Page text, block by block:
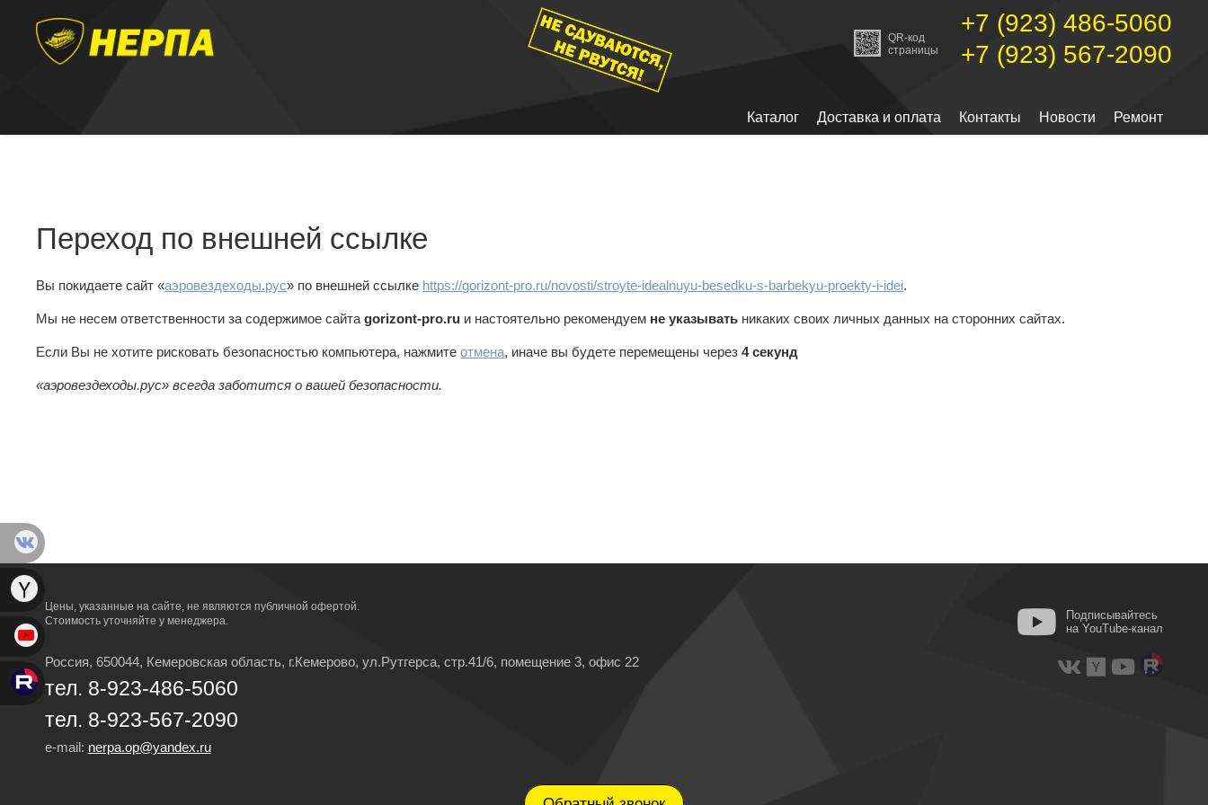
QR-код
страницы
+7 (923) 486-5060
+7 (923) 567-2090
Каталог Доставка и оплата Контакты Новости Ремонт
Переход по внешней ссылке
Вы покидаете сайт «аэровездеходы.рус» по внешней ссылке https://gorizont-pro.ru/novosti/stroyte-idealnuyu-besedku-s-barbekyu-proekty-i-idei.
Мы не несем ответственности за содержимое сайтаgorizont-pro.ru и настоятельно рекомендуем не указывать никаких своих личных данных на сторонних сайтах.
Если Вы не хотите рисковать безопасностью компьютера, нажмитеотмена, иначе вы будете перемещены через4секунд
«аэровездеходы.рус» всегда заботится о вашей безопасности.
Цены, указанные на сайте, не являются публичной офертой.
Стоимость уточняйте у менеджера.
Россия, 650044, Кемеровская область, г.Кемерово, ул.Рутгерса, стр.41/6, помещение 3, офис 22
тел. 8-923-486-5060
тел. 8-923-567-2090
e-mail: nerpa.op@yandex.ru
Подписывайтесь
на YouTube-канал